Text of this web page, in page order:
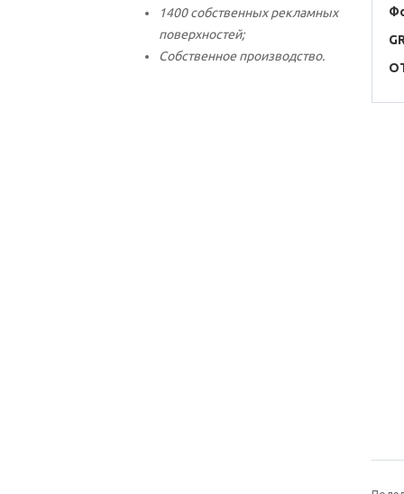
1400 собственных рекламных
поверхностей;
Собственное производство.